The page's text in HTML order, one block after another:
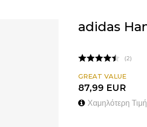
adidas
2
GREAT VALUE
87,99 EUR
Χαμηλότερη